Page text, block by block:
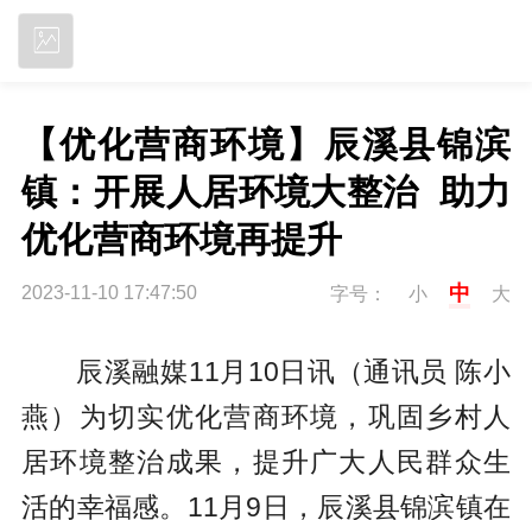
【优化营商环境】辰溪县锦滨
镇：开展人居环境大整治  助力
优化营商环境再提升
2023-11-10 17:47:50 字号： 小 中 大
辰溪融媒11月10日讯（通讯员 陈小
燕）为切实优化营商环境，巩固乡村人
居环境整治成果，提升广大人民群众生
活的幸福感。11月9日，辰溪县锦滨镇在